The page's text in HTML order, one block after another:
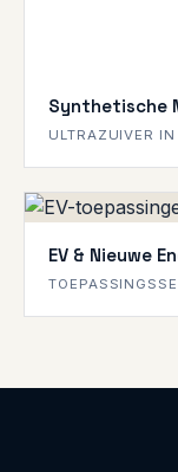
Synthetische
ULTRAZUIVER
EV & Nieuwe